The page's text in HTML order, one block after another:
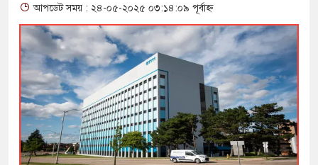
আপডেট সময় : ২৪-০৫-২০২৫ ০৩:১৪:০৯ পূর্বাহ্ন